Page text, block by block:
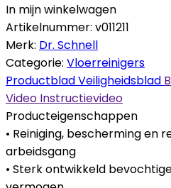
In mijn winkelwagen
Artikelnummer: v011211
Merk: Dr. Schnell
Categorie: Vloerreinigers
ProductbladVeiligheidsblad
Video Instructievideo
Producteigenschappen
• Reiniging, bescherming en
arbeidsgang
• Sterk ontwikkeld